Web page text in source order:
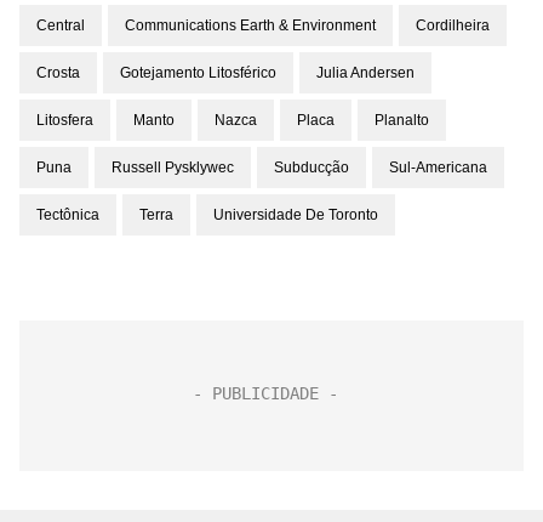
Central Communications Earth & Environment Cordilheira
Crosta Gotejamento Litosférico Julia Andersen
Litosfera Manto Nazca Placa Planalto
Puna Russell Pysklywec Subducção Sul-Americana
Tectônica Terra Universidade De Toronto